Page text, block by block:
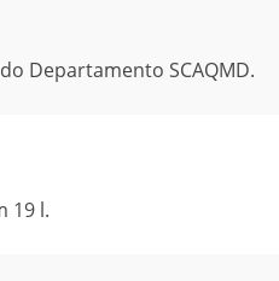
Departamento SCAQMD.
19 l.